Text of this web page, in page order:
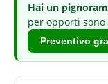
Hai un
per opporti sono
Preventivo